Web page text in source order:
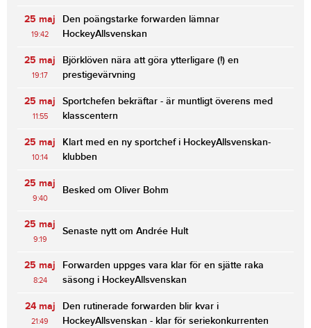
25 maj
19:42
Den poängstarke forwarden lämnar
HockeyAllsvenskan
25 maj
19:17
Björklöven nära att göra ytterligare (!) en
prestigevärvning
25 maj
11:55
Sportchefen bekräftar - är muntligt överens med
klasscentern
25 maj
10:14
Klart med en ny sportchef i HockeyAllsvenskan-
klubben
25 maj
9:40
Besked om Oliver Bohm
25 maj
9:19
Senaste nytt om Andrée Hult
25 maj
8:24
Forwarden uppges vara klar för en sjätte raka
säsong i HockeyAllsvenskan
24 maj
21:49
Den rutinerade forwarden blir kvar i
HockeyAllsvenskan - klar för seriekonkurrenten